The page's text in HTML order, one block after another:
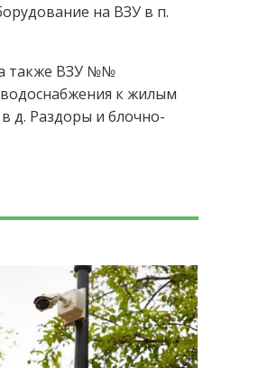
на ВЗУ в п.
а также ВЗУ №№
к жилым
д. Раздоры и блочно-